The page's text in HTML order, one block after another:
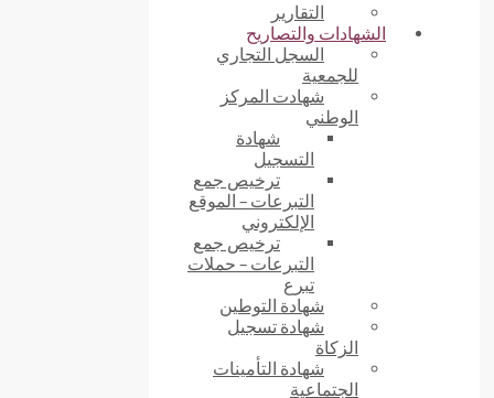
التقارير
الشهادات والتصاريح
السجل التجاري
للجمعية
شهادت المركز
الوطني
شهادة
التسجيل
ترخيص جمع
التبرعات – الموقع
الإلكتروني
ترخيص جمع
التبرعات – حملات
تبرع
شهادة التوطين
شهادة تسجيل
الزكاة
شهادة التأمينات
الجتماعية